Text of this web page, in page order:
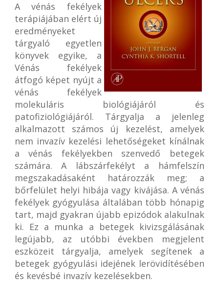
A vénás fekélyek
terápiájában elért új
eredményeket
tárgyaló egyetlen
könyvek egyike, a
Vénás fekélyek
átfogó képet nyújt a
vénás fekélyek
molekuláris biológiájáról és
patofiziológiájáról. Tárgyalja a jelenleg
alkalmazott számos új kezelést, amelyek
nem invazív kezelési lehetőségeket kínálnak
a vénás fekélyekben szenvedő betegek
számára. A lábszárfekélyt a hámfelszín
megszakadásaként határozzák meg; a
bőrfelület helyi hibája vagy kivájása. A vénás
fekélyek gyógyulása általában több hónapig
tart, majd gyakran újabb epizódok alakulnak
ki. Ez a munka a betegek kivizsgálásának
legújabb, az utóbbi években megjelent
eszközeit tárgyalja, amelyek segítenek a
betegek gyógyulási idejének lerövidítésében
és kevésbé invazív kezelésekben.